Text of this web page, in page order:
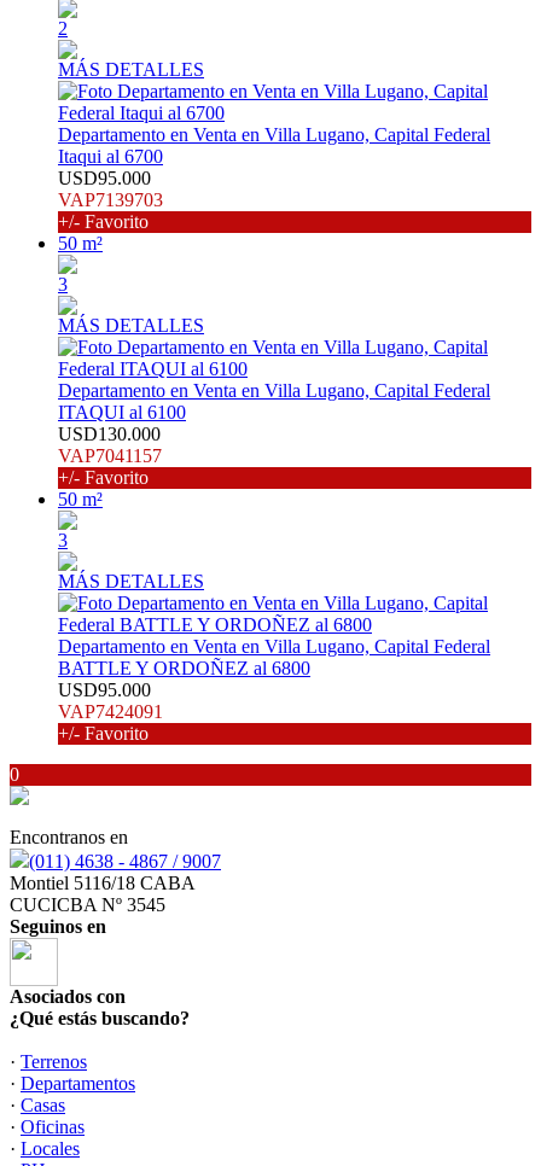
2
MÁS DETALLES
Departamento en Venta en Villa Lugano, Capital Federal
Itaqui al 6700
USD95.000
VAP7139703
+/- Favorito
50 m²
3
MÁS DETALLES
Departamento en Venta en Villa Lugano, Capital Federal
ITAQUI al 6100
USD130.000
VAP7041157
+/- Favorito
50 m²
3
MÁS DETALLES
Departamento en Venta en Villa Lugano, Capital Federal
BATTLE Y ORDOÑEZ al 6800
USD95.000
VAP7424091
+/- Favorito
0
Encontranos en
(011) 4638 - 4867 / 9007
Montiel 5116/18 CABA
CUCICBA Nº 3545
Seguinos en
Asociados con
¿Qué estás buscando?
· Terrenos
· Departamentos
· Casas
· Oficinas
· Locales